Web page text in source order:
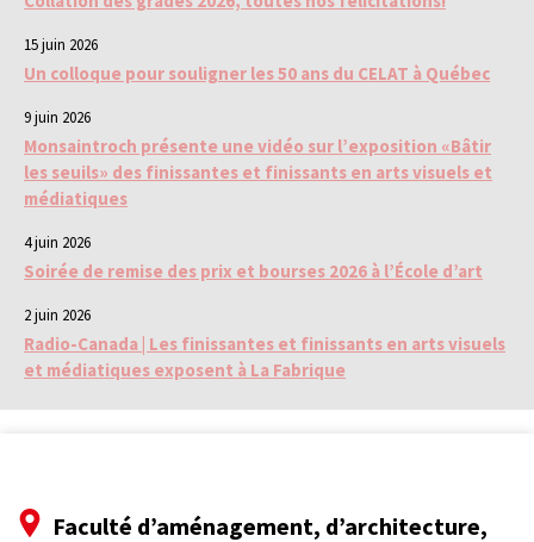
15 juin 2026
Un colloque pour souligner les 50 ans du CELAT à Québec
9 juin 2026
Monsaintroch présente une vidéo sur l’exposition «Bâtir
les seuils» des finissantes et finissants en arts visuels et
médiatiques
4 juin 2026
Soirée de remise des prix et bourses 2026 à l’École d’art
2 juin 2026
Radio-Canada | Les finissantes et finissants en arts visuels
et médiatiques exposent à La Fabrique
Faculté d’aménagement, d’architecture,